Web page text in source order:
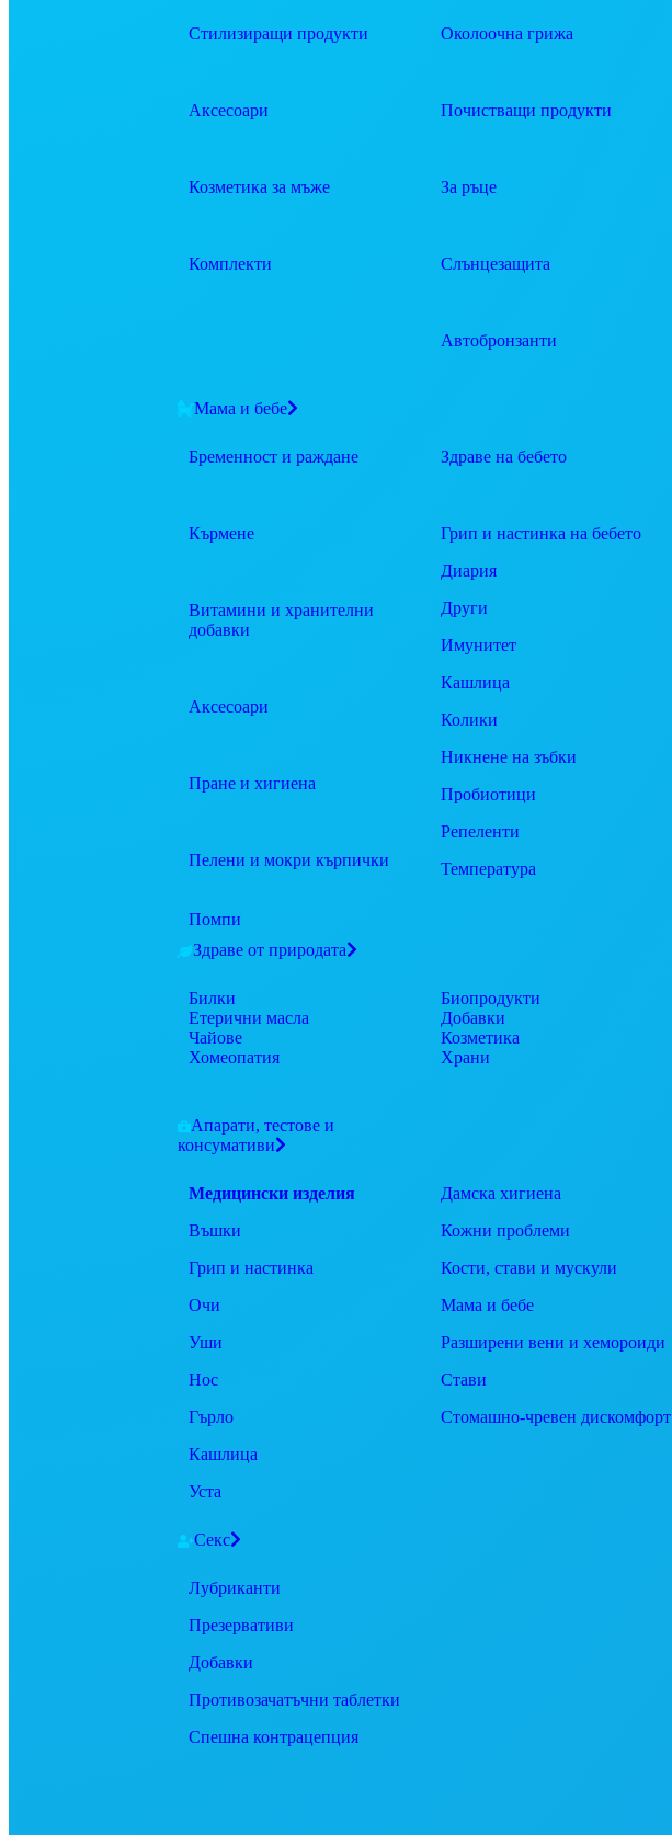
Стилизиращи продукти
Аксесоари
Козметика за мъже
Комплекти
Околоочна грижа
Почистващи продукти
За ръце
Слънцезащита
Автобронзанти
Мама и бебе
Бременност и раждане
Кърмене
Витамини и хранителни
добавки
Аксесоари
Пране и хигиена
Пелени и мокри кърпички
Помпи
Здраве на бебето
Грип и настинка на бебето
Диария
Други
Имунитет
Кашлица
Колики
Никнене на зъбки
Пробиотици
Репеленти
Температура
Здраве от природата
Билки
Етерични масла
Чайове
Хомеопатия
Биопродукти
Добавки
Козметика
Храни
Апарати, тестове и
консумативи
Медицински изделия
Въшки
Грип и настинка
Очи
Уши
Нос
Гърло
Кашлица
Уста
Дамска хигиена
Кожни проблеми
Кости, стави и мускули
Мама и бебе
Разширени вени и хемороиди
Стави
Стомашно-чревен дискомфорт
Секс
Лубриканти
Презервативи
Добавки
Противозачатъчни таблетки
Спешна контрацепция